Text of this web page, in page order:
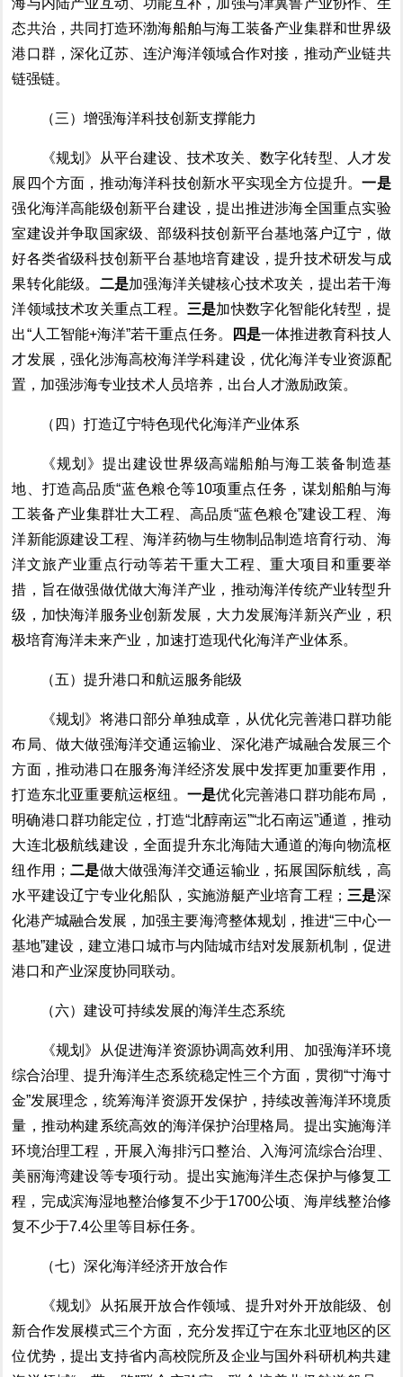
海与内陆产业互动、功能互补， 加强与津冀鲁产业协作、生
态共治，共同打造环渤海船舶与海工装备产业集群和世界级
港口群，深化辽苏、连沪海洋领域合作对接，推动产业链共
链强链。
（三）增强海洋科技创新支撑能力
《规划》
从平台建设、技术攻关、数字化转型、人才发
展四个方面，推动海洋科技创新水平实现全方位提升。一是
强化海洋高能级创新平台建设，提出推进涉海全国重点实验
室建设并争取国家级、部级科技创新平台基地落户辽宁，做
好各类省级科技创新平台基地培育建设，提升技术研发与成
果转化能级。 二是加强海洋关键核心技术攻关 ， 提出若干海
洋领域技术攻关重点工程。 三是加快数字化智能化转型 ，提
出“人工智能+海洋”若干重点任务。 四是一体推进教育科技人
才发展，强化涉海高校海洋学科建设，优化海洋专业资源配
置，加强涉海专业技术人员培养， 出台人才激励政策。
（四）打造辽宁特色现代化海洋产业体系
《规划》提出建设世界级高端船舶与海工装备制造基
地、打造高品质“蓝色粮仓等10项重点任务，谋划 船舶与海
工装备产业集群壮大工程 、高品质“蓝色粮仓”建设工程、 海
洋新能源建设工程、海洋药物与生物制品制造培育行动、 海
洋文旅产业重点行动等若干重大工程、重大项目和重要举
措，旨在做强做优做大海洋产业，推动海洋传统产业转型升
级，加快海洋服务业创新发展，大力发展海洋新兴产业，积
极培育海洋未来产业， 加速打造现代化海洋产业体系。
（五）提升港口和航运服务能级
《规划》 将港口部分单独成章，从优化完善港口群功能
布局 、做大做强海洋交通运输业 深化港产城融合发展三个
方面，推动港口在服务海洋经济发展中发挥更加重要作用，
打造东北亚重要航运枢纽 。 一是优化完善港口群功能布局，
明确港口群功能定位， 打造“北醇南运”“北石南运”通道，推动
大连北极航线建设，全面提升东北海陆大通道的海向物流枢
纽作用；二是做大做强海洋交通运输业，拓展国际航线， 高
水平建设辽宁专业化船队 ，实施游艇产业培育工程； 三是深
化港产城融合发展， 加强主要海湾整体规划， 推进“三中心一
基地”建设 ，建立港口城市与内陆城市结对发展新机制， 促进
港口和产业深度协同联动。
（六）建设可持续发展的海洋生态系统
《规划》 从促进海洋资源协调高效利用
加强海洋环境
综合治理 、提升海洋生态系统稳定性三个方面， 贯彻“寸海寸
金”发展理念，统筹海洋资源开发保护，持续改善海洋环境质
量， 推动构建系统高效的海洋保护治理格局。提出实施海洋
环境治理工程，开展入海排污口整治、入海河流综合治理、
美丽海湾建设等专项行动。提出实施海洋生态保护与修复工
程，完成滨海湿地整治修复不少于1700公顷、海岸线整治修
复不少于7.4公里等目标任务。
（七）深化海洋经济开放合作
《规划》 从拓展开放合作领域 、提升对外开放能级、创
新合作发展模式三个方面 ， 充分发挥辽宁在东北亚地区的区
位优势，提出支持省内高校院所及企业与国外科研机构共建